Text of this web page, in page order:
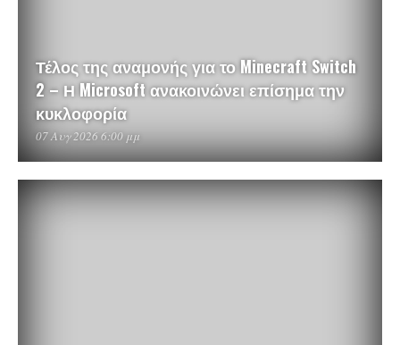
Τέλος της αναμονής για το Minecraft Switch
2 – Η Microsoft ανακοινώνει επίσημα την
κυκλοφορία
07 Αυγ 2026 6:00 μμ